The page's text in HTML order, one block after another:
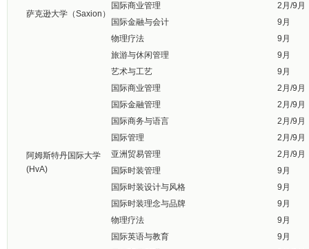
萨克逊大学（Saxion）
国际商业管理
2月/9月
国际金融与会计
9月
物理疗法
9月
旅游与休闲管理
9月
艺术与工艺
9月
阿姆斯特丹国际大学
(HvA)
国际商业管理
2月/9月
国际金融管理
2月/9月
国际商务与语言
2月/9月
国际管理
2月/9月
亚洲贸易管理
2月/9月
国际时装管理
9月
国际时装设计与风格
9月
国际时装理念与品牌
9月
物理疗法
9月
国际英语与教育
9月